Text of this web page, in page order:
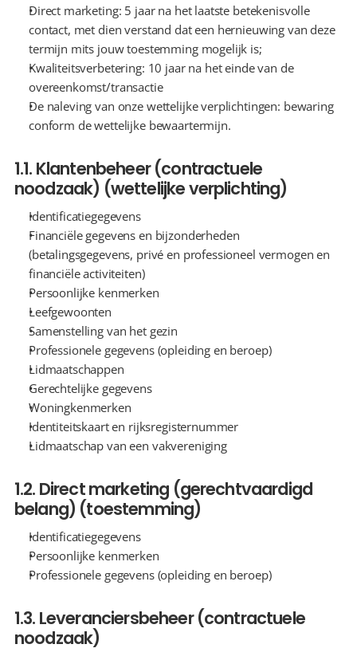
Direct marketing: 5 jaar na het laatste betekenisvolle
contact, met dien verstand dat een hernieuwing van deze
termijn mits jouw toestemming mogelijk is;
Kwaliteitsverbetering: 10 jaar na het einde van de
overeenkomst/transactie
De naleving van onze wettelijke verplichtingen: bewaring
conform de wettelijke bewaartermijn.
1.1. Klantenbeheer (contractuele
noodzaak) (wettelijke verplichting)
Identificatiegegevens
Financiële gegevens en bijzonderheden
(betalingsgegevens, privé en professioneel vermogen en
financiële activiteiten)
Persoonlijke kenmerken
Leefgewoonten
Samenstelling van het gezin
Professionele gegevens (opleiding en beroep)
Lidmaatschappen
Gerechtelijke gegevens
Woningkenmerken
Identiteitskaart en rijksregisternummer
Lidmaatschap van een vakvereniging
1.2. Direct marketing (gerechtvaardigd
belang) (toestemming)
Identificatiegegevens
Persoonlijke kenmerken
Professionele gegevens (opleiding en beroep)
1.3. Leveranciersbeheer (contractuele
noodzaak)